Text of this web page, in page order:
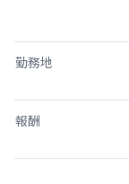
勤務地
報酬